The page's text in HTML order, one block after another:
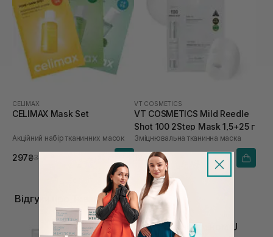
CELIMAX
CELIMAX Mask Set
Акційний набір тканинних масок
297₴330₴
VT COSMETICS
VT COSMETICS Mild Reedle
Shot 100 2Step Mask 1,5+25 г
Зміцнювальна тканинна маска
128₴150₴
Відгуки про Тканинні маски
Відновлююча маска з вітаміном U